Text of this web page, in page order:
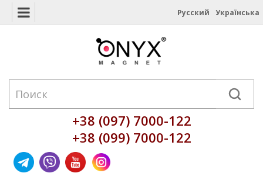
Русский Українська
+38 (097) 7000-122
+38 (099) 7000-122